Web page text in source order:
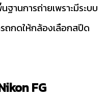
ฐานการถ่ายเพราะมีระบบ
ถกดให้กล้องเลือกสปีด
FG